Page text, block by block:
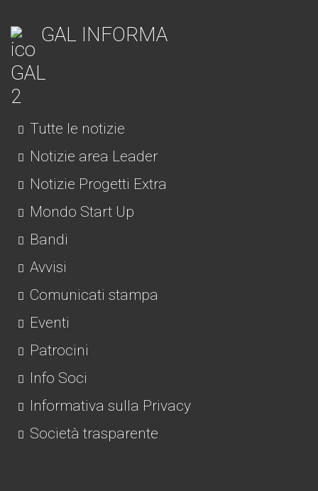
GAL INFORMA
Tutte le notizie
Notizie area Leader
Notizie Progetti Extra
Mondo Start Up
Bandi
Avvisi
Comunicati stampa
Eventi
Patrocini
Info Soci
Informativa sulla Privacy
Società trasparente